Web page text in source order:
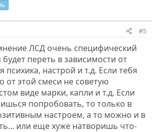
#5
ЛСД очень специфический
будет переть в зависимости от
психика, настрой и т.д. Если тебя
от этой смеси не советую
виде марки, капли и т.д. Если
попробовать, то только в
настроем, а то можно и в
или еще хуже натворишь что-